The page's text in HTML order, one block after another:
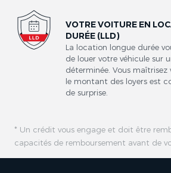
VOTRE VOITURE EN
DURÉE (LLD)
La location longue durée
de louer votre véhicule sur
déterminée. Vous
le montant des loyers est
de surprise.
* Un crédit vous engage et doit être
capacités de remboursement avant de